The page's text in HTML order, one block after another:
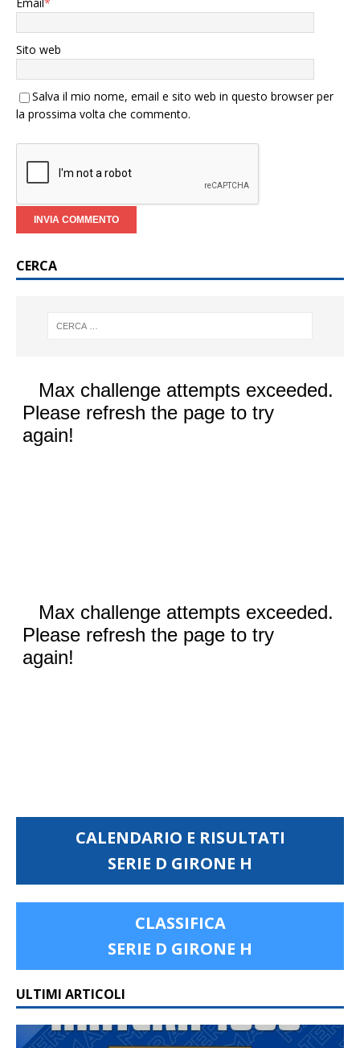
Sito web
Salva il mio nome, email e sito web in questo browser per
la prossima volta che commento.
CERCA
CALENDARIO E RISULTATI
SERIE D GIRONE H
CLASSIFICA
SERIE D GIRONE H
ULTIMI ARTICOLI